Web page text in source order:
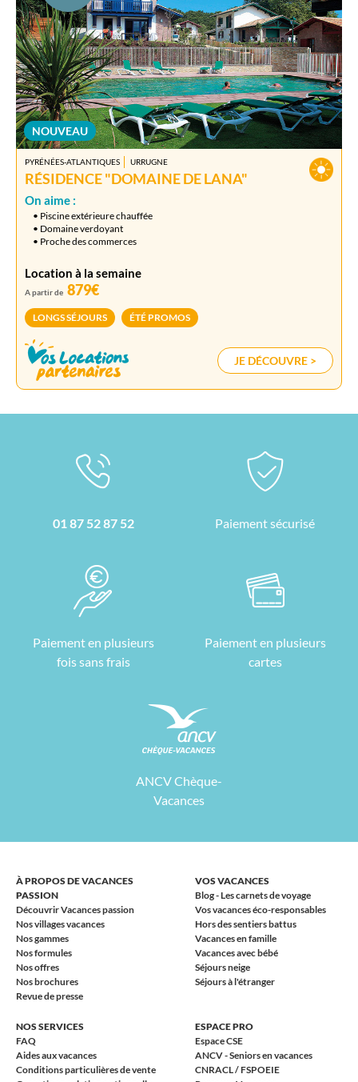
NOUVEAU
PYRÉNÉES-ATLANTIQUES URRUGNE
RÉSIDENCE "DOMAINE DE LANA"
On aime :
• Piscine extérieure chauffée
• Domaine verdoyant
• Proche des commerces
Location à la semaine
A partir de 879€
LONGS SÉJOURS ÉTÉ PROMOS
JE DÉCOUVRE >
01 87 52 87 52 Paiement sécurisé
Paiement en plusieurs
fois sans frais
Paiement en plusieurs
cartes
ANCV Chèque-
Vacances
À PROPOS DE VACANCES
PASSION
Découvrir Vacances passion
Nos villages vacances
Nos gammes
Nos formules
Nos offres
Nos brochures
Revue de presse
VOS VACANCES
Blog - Les carnets de voyage
Vos vacances éco-responsables
Hors des sentiers battus
Vacances en famille
Vacances avec bébé
Séjours neige
Séjours à l'étranger
NOS SERVICES
FAQ
Aides aux vacances
Conditions particulières de vente
ESPACE PRO
Espace CSE
ANCV - Seniors en vacances
CNRACL / FSPOEIE